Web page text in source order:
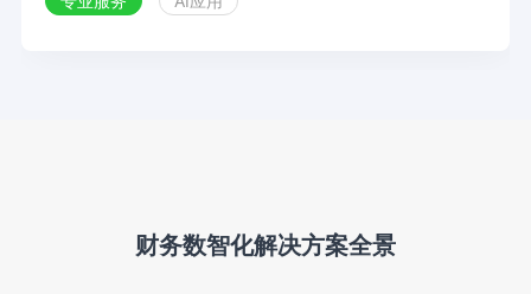
财务数智化解决方案全景